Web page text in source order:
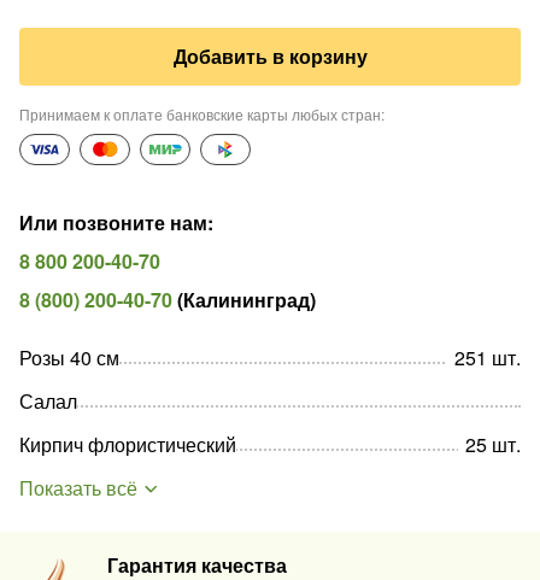
Добавить в корзину
Принимаем к оплате банковские карты любых стран:
Или позвоните нам:
8 800 200-40-70
8 (800) 200-40-70(Калининград)
Гарантия качества
Розы 40 см 251 шт.
Салал
Кирпич флористический
25 шт.
Показать всё